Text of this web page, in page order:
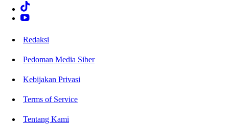
Redaksi
Pedoman Media Siber
Kebijakan Privasi
Terms of Service
Tentang Kami